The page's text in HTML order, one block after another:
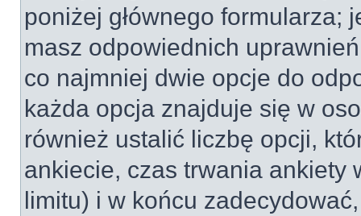
poniżej głównego formularza;
masz odpowiednich
co najmniej dwie opcje do
każda opcja znajduje się w
również ustalić liczbę opcji,
ankiecie, czas trwania ankiety
limitu) i w końcu